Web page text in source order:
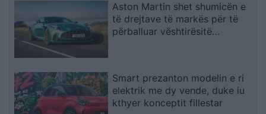
Aston Martin shet shumicën e
të drejtave të markës për të
përballuar vështirësitë
Smart prezanton modelin e ri
elektrik me dy vende, duke iu
kthyer konceptit fillestar